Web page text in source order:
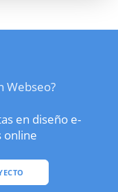
Webseo?
en diseño e-
online